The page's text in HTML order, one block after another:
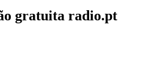
gratuita radio.pt